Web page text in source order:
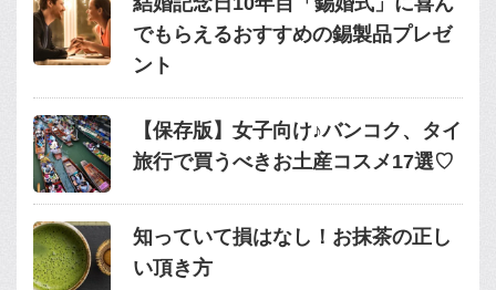
でもらえるおすすめの錫製品プレゼ
ント
【保存版】女子向け♪バンコク、タイ
旅行で買うべきお土産コスメ17選♡
知っていて損はなし！お抹茶の正し
い頂き方